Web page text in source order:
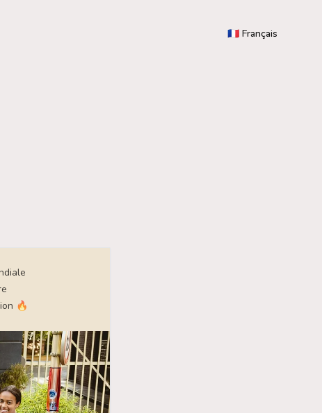
🇫🇷 Français
🔥